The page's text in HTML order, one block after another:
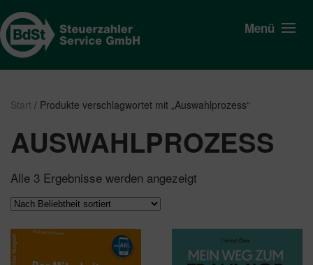
Menü
Start / Produkte verschlagwortet mit „Auswahlprozess“
AUSWAHLPROZESS
Alle 3 Ergebnisse werden angezeigt